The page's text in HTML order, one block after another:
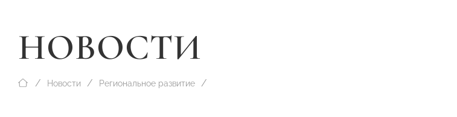
НОВОСТИ
Новости Региональное развитие